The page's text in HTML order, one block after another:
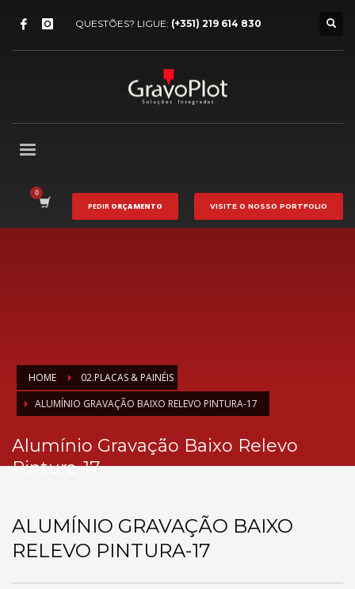
QUESTÕES? LIGUE: (+351) 219 614 830
PEDIR ORÇAMENTO VISITE O NOSSO PORTFOLIO
HOME
02.PLACAS & PAINÉIS
ALUMÍNIO GRAVAÇÃO BAIXO RELEVO PINTURA-17
Alumínio Gravação Baixo Relevo
Pintura-17
ALUMÍNIO GRAVAÇÃO BAIXO
RELEVO PINTURA-17